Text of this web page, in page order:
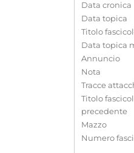
Data cronica
Data topica
Titolo
Data topica
Annuncio
Nota
Tracce
Titolo
precedente
Mazzo
Numero